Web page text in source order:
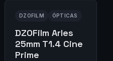
DZOFILM ÓPTICAS
DZOFilm Arles
25mm T1.4 Cine
Prime